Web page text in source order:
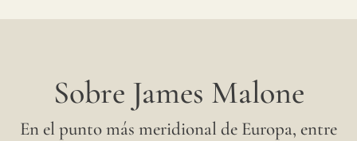
Sobre James Malone
En el punto más meridional de Europa, entre